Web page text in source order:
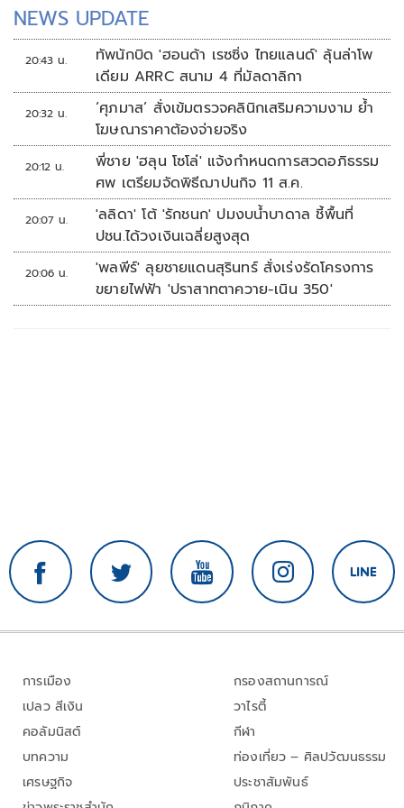
NEWS UPDATE
20:43 น.
ทัพนักบิด 'ฮอนด้า เรซซิ่ง ไทยแลนด์' ลุ้นล่าโพ
เดียม ARRC สนาม 4 ที่มัลดาลิกา
20:32 น.
‘ศุภมาส’ สั่งเข้มตรวจคลินิกเสริมความงาม ย้ำ
โฆษณาราคาต้องจ่ายจริง
20:12 น.
พี่ชาย 'ฮลุน โซโล่' แจ้งกำหนดการสวดอภิธรรม
ศพ เตรียมจัดพิธีฌาปนกิจ 11 ส.ค.
20:07 น.
'ลลิดา' โต้ 'รักชนก' ปมงบน้ำบาดาล ชี้พื้นที่
ปชน.ได้วงเงินเฉลี่ยสูงสุด
20:06 น.
'พลพีร์' ลุยชายแดนสุรินทร์ สั่งเร่งรัดโครงการ
ขยายไฟฟ้า 'ปราสาทตาควาย-เนิน 350'
การเมือง
เปลว สีเงิน
คอลัมนิสต์
บทความ
เศรษฐกิจ
กรองสถานการณ์
วาไรตี้
กีฬา
ท่องเที่ยว – ศิลปวัฒนธรรม
ประชาสัมพันธ์